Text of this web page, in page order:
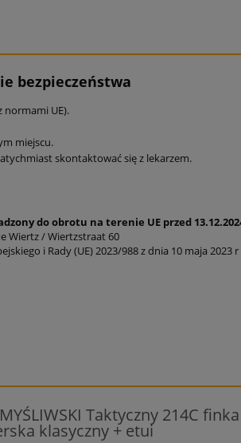
bezpieczeństwa
normami UE).
miejscu.
skontaktować się z lekarzem.
do obrotu na terenie UE przed
Wiertz / Wiertzstraat 60
i Rady (UE) 2023/988 z dnia 10 maja 2023 r
Taktyczny 214C finka
klasyczny + etui